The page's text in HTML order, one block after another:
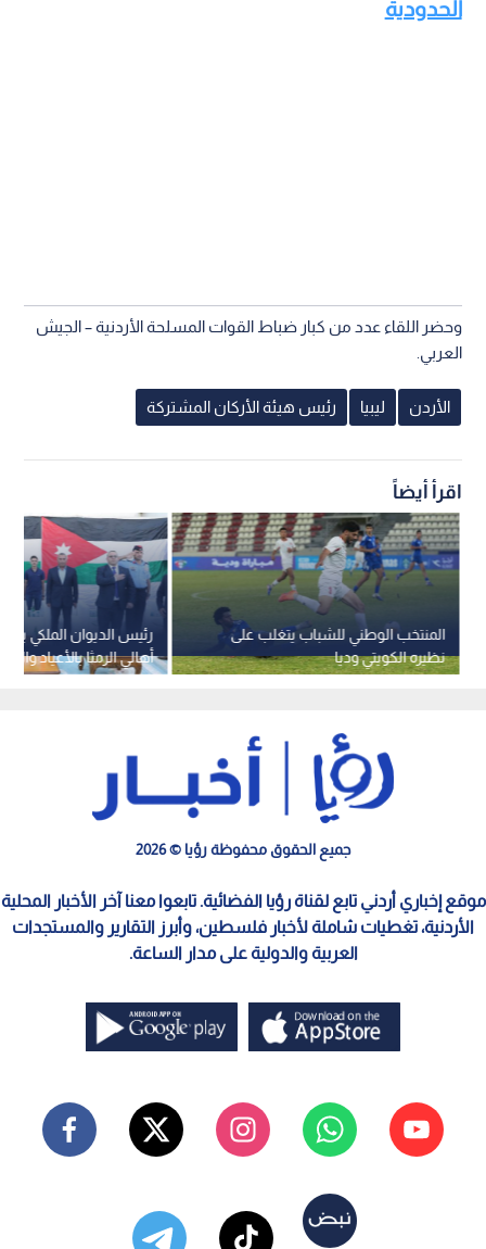
الحدودية
وحضر اللقاء عدد من كبار ضباط القوات المسلحة الأردنية – الجيش
العربي.
الأردن ليبيا رئيس هيئة الأركان المشتركة
اقرأ أيضاً
رئيس الديوان الملكي
أهالي الرمثا بالأعياد
الوطنية
المنتخب الوطني للشباب يتغلب على
نظيره الكويتي وديا
جميع الحقوق محفوظة رؤيا © 2026
موقع إخباري أردني تابع لقناة رؤيا الفضائية. تابعوا معنا آخر الأخبار المحلية
الأردنية، تغطيات شاملة لأخبار فلسطين، وأبرز التقارير والمستجدات
العربية والدولية على مدار الساعة.